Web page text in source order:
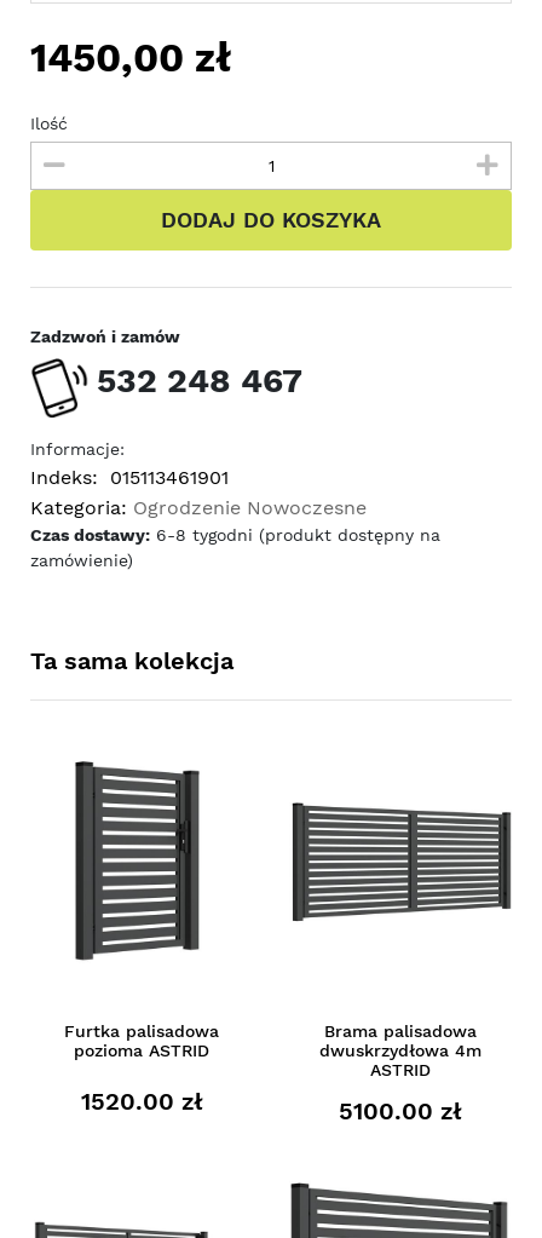
1450,00 zł
Ilość
DODAJ DO KOSZYKA
Zadzwoń i zamów
532 248 467
Informacje:
Indeks:
015113461901
Kategoria: Ogrodzenie Nowoczesne
Czas dostawy: 6-8 tygodni (produkt dostępny na
zamówienie)
Ta sama kolekcja
Furtka palisadowa
pozioma ASTRID
1520.00 zł
Brama palisadowa
dwuskrzydłowa 4m
ASTRID
5100.00 zł